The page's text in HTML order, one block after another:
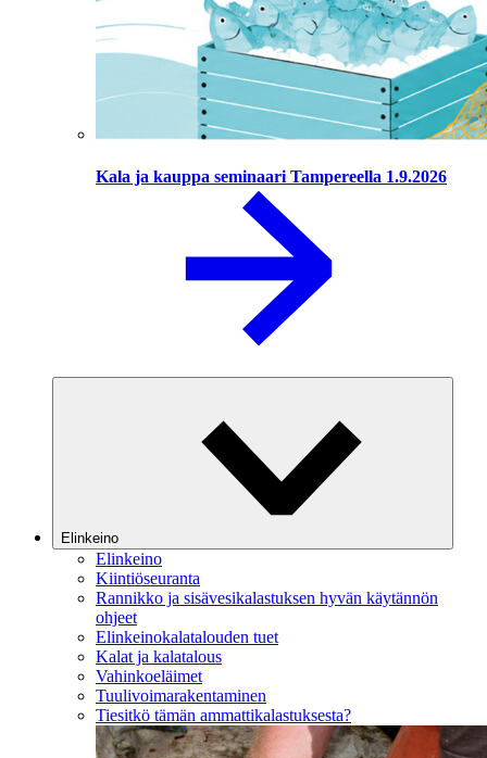
Kala ja kauppa seminaari Tampereella 1.9.2026
Elinkeino
Elinkeino
Kiintiöseuranta
Rannikko ja sisävesikalastuksen hyvän käytännön
ohjeet
Elinkeinokalatalouden tuet
Kalat ja kalatalous
Vahinkoeläimet
Tuulivoimarakentaminen
Tiesitkö tämän ammattikalastuksesta?